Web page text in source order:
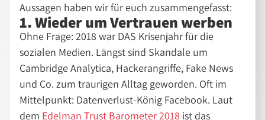
Aussagen haben wir für euch zusammengefasst:
1. Wieder um Vertrauen werben
Ohne Frage: 2018 war DAS Krisenjahr für die
sozialen Medien. Längst sind Skandale um
Cambridge Analytica, Hackerangriffe, Fake News
und Co. zum traurigen Alltag geworden. Oft im
Mittelpunkt: Datenverlust-König Facebook. Laut
dem Edelman Trust Barometer 2018 ist das